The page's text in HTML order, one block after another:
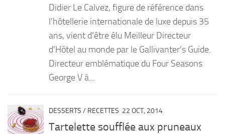
Entrées
Desserts
Didier Le Calvez, figure de référence dans
l’hôtellerie internationale de luxe depuis 35
ans, vient d’être élu Meilleur Directeur
d’Hôtel au monde par le Gallivanter’s Guide.
Directeur emblématique du Four Seasons
George V à...
DESSERTS / RECETTES 22 OCT, 2014
Tartelette soufflée aux pruneaux